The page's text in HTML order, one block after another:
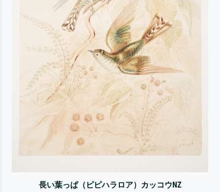
長い葉っぱ（ピピハラロア）カッコウNZ